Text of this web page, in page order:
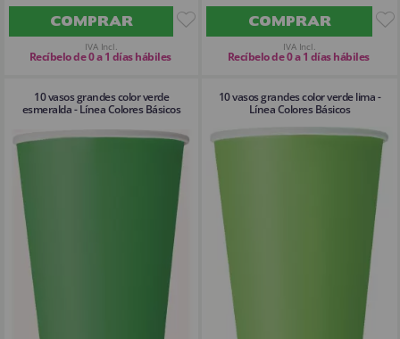
COMPRAR
IVA Incl.
Recíbelo de 0 a 1 días hábiles
COMPRAR
IVA Incl.
Recíbelo de 0 a 1 días hábiles
10 vasos grandes color verde
esmeralda - Línea Colores Básicos
10 vasos grandes color verde lima -
Línea Colores Básicos